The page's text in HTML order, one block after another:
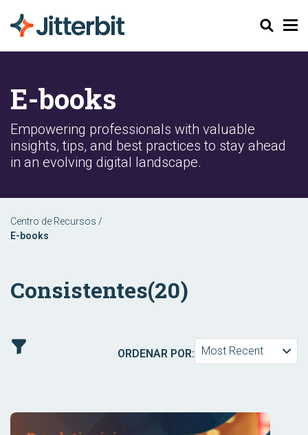
Pesquisar
E-books
Empowering professionals with valuable
insights, tips, and best practices to stay ahead
in an evolving digital landscape.
Centro de Recursos /
E-books
Consistentes(20)
ORDENAR POR: Most Recent